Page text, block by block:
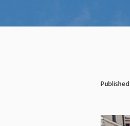
Published